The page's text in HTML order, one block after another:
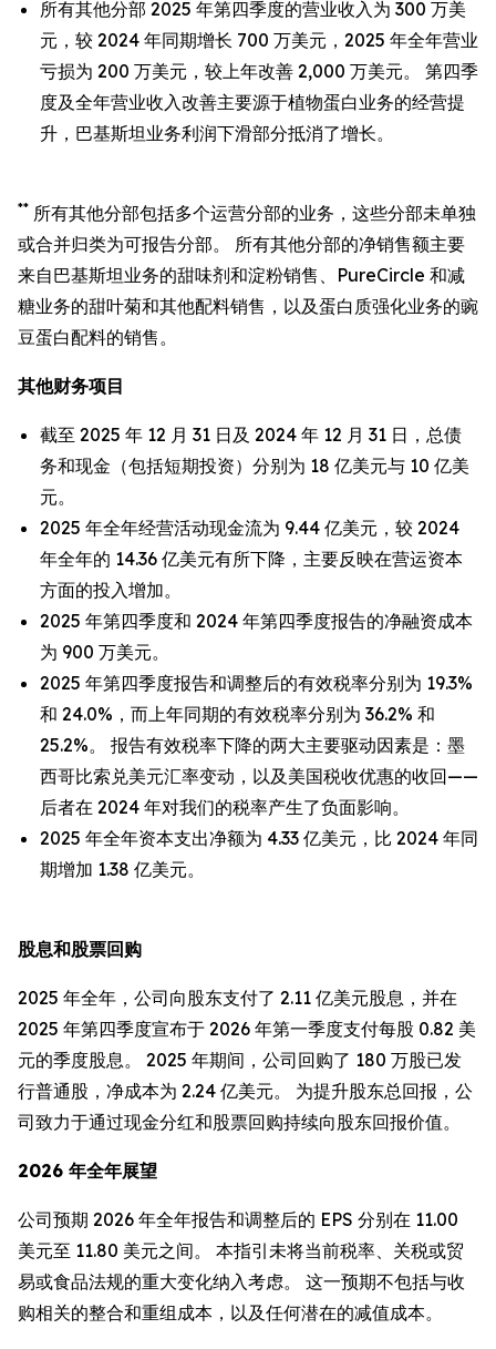
所有其他分部 2025 年第四季度的营业收入为 300 万美
元，较 2024 年同期增长 700 万美元，2025 年全年营业
亏损为 200 万美元，较上年改善 2,000 万美元。 第四季
度及全年营业收入改善主要源于植物蛋白业务的经营提
升，巴基斯坦业务利润下滑部分抵消了增长。
** 所有其他分部包括多个运营分部的业务，这些分部未单独
或合并归类为可报告分部。 所有其他分部的净销售额主要
来自巴基斯坦业务的甜味剂和淀粉销售、PureCircle 和减
糖业务的甜叶菊和其他配料销售，以及蛋白质强化业务的豌
豆蛋白配料的销售。
其他财务项目
截至 2025 年 12 月 31 日及 2024 年 12 月 31 日，总债
务和现金（包括短期投资）分别为 18 亿美元与 10 亿美
元。
2025 年全年经营活动现金流为 9.44 亿美元，较 2024
年全年的 14.36 亿美元有所下降，主要反映在营运资本
方面的投入增加。
2025 年第四季度和 2024 年第四季度报告的净融资成本
为 900 万美元。
2025 年第四季度报告和调整后的有效税率分别为 19.3%
和 24.0%，而上年同期的有效税率分别为 36.2% 和
25.2%。 报告有效税率下降的两大主要驱动因素是：墨
西哥比索兑美元汇率变动，以及美国税收优惠的收回——
后者在 2024 年对我们的税率产生了负面影响。
2025 年全年资本支出净额为 4.33 亿美元，比 2024 年同
期增加 1.38 亿美元。
股息和股票回购
2025 年全年，公司向股东支付了 2.11 亿美元股息，并在
2025 年第四季度宣布于 2026 年第一季度支付每股 0.82 美
元的季度股息。 2025 年期间，公司回购了 180 万股已发
行普通股，净成本为 2.24 亿美元。 为提升股东总回报，公
司致力于通过现金分红和股票回购持续向股东回报价值。
2026 年全年展望
公司预期 2026 年全年报告和调整后的 EPS 分别在 11.00
美元至 11.80 美元之间。 本指引未将当前税率、关税或贸
易或食品法规的重大变化纳入考虑。 这一预期不包括与收
购相关的整合和重组成本，以及任何潜在的减值成本。